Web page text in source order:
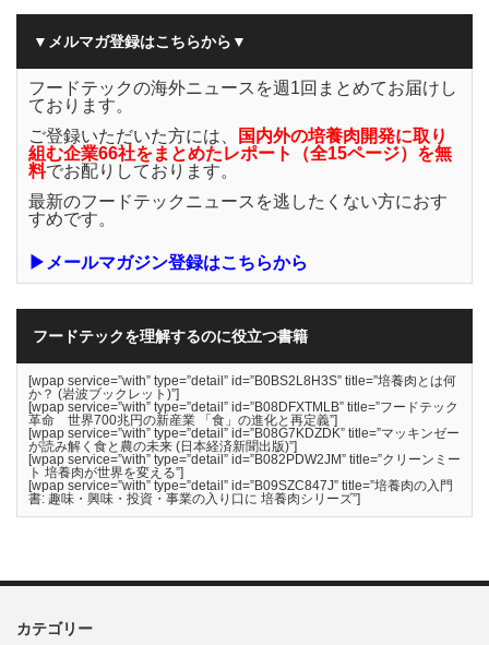
▼メルマガ登録はこちらから▼
フードテックの海外ニュースを週1回まとめてお届けし
ております。
ご登録いただいた方には、
国内外の培養肉開発に取り
組む企業66社をまとめたレポート（全15ページ）を無
料でお配りしております。
最新のフードテックニュースを逃したくない方におす
すめです。
▶メールマガジン登録はこちらから
フードテックを理解するのに役立つ書籍
[wpap service=”with” type=”detail” id=”B0BS2L8H3S” title=”培養肉とは何
か？ (岩波ブックレット)”]
[wpap service=”with” type=”detail” id=”B08DFXTMLB” title=”フードテック
革命 世界700兆円の新産業 「食」の進化と再定義”]
[wpap service=”with” type=”detail” id=”B08G7KDZDK” title=”マッキンゼー
が読み解く食と農の未来 (日本経済新聞出版)”]
[wpap service=”with” type=”detail” id=”B082PDW2JM” title=”クリーンミー
ト 培養肉が世界を変える”]
[wpap service=”with” type=”detail” id=”B09SZC847J” title=”培養肉の入門
書: 趣味・興味・投資・事業の入り口に 培養肉シリーズ”]
カテゴリー